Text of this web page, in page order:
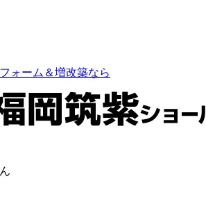
ォーム＆増改築なら